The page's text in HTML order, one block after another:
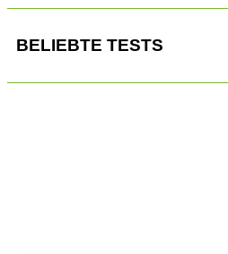
BELIEBTE TESTS